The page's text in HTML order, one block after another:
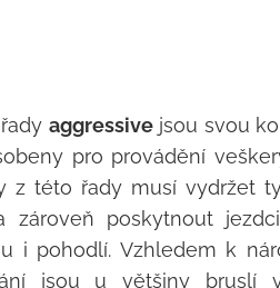
aggressivejsou svou
pro provádění
z této řady musí vydržet
zároveň poskytnout
i pohodlí. Vzhledem k
jsou u většiny bruslí